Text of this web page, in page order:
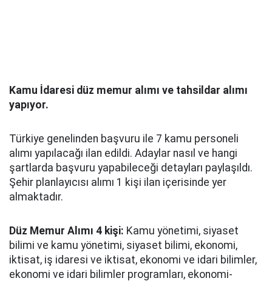
Kamu İdaresi düz memur alımı ve tahsildar alımı
yapıyor.
Türkiye genelinden başvuru ile 7 kamu personeli
alımı yapılacağı ilan edildi. Adaylar nasıl ve hangi
şartlarda başvuru yapabileceği detayları paylaşıldı.
Şehir planlayıcısı alımı 1 kişi ilan içerisinde yer
almaktadır.
Düz Memur Alımı 4 kişi: Kamu yönetimi, siyaset
bilimi ve kamu yönetimi, siyaset bilimi, ekonomi,
iktisat, iş idaresi ve iktisat, ekonomi ve idari bilimler,
ekonomi ve idari bilimler programları, ekonomi-